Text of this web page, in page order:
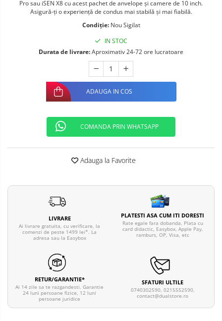
Telefoane mobile ALTE BRANDURI
Pro sau iSEN X8 cu acest pachet de anvelope și camere de 10 inch.
Asigură-ți o experiență de condus mai stabilă și mai fiabilă.
Condiție: Nou Sigilat
IN STOC
Durata de livrare:Aproximativ 24-72 ore lucratoare
ADAUGA IN COS
COMANDA PRIN WHATSAPP
Adauga la Favorite
LIVRARE
Ai livrare gratuita, cu verificare, la
comenzi de peste 1499 lei*. La
adresa sau la Easybox
PLATESTI ASA CUM ITI DORESTI
Rate egale fara dobanda, Plata cu
card didactic, Easybox, Apple Pay,
ramburs, OP, Visa, etc
RETUR/GARANTIE*
Ai 14 zile sa te razgandesti. Garantie
24 luni persoane fizice, 12 luni
persoane juridice
SFATURI ULTILE
0740302590, 0215552590,
contact@dualstore.ro